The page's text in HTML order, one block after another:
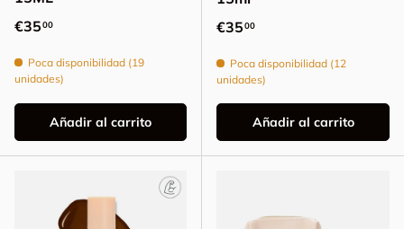
Precio normal
€3500
Poca disponibilidad (19
unidades)
Añadir al carrito
Precio normal
€3500
Poca disponibilidad (12
unidades)
Añadir al carrito